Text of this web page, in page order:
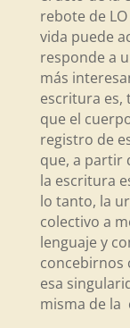
rebote de
vida puede
responde a
más
escritura es,
que el
registro de
que, a partir
la escritura
lo tanto, la
colectivo a
lenguaje y
concebirnos
esa
misma de la